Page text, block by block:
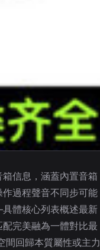
箱信息，涵蓋內置音箱
過程聲音不同步可能
體核心列表概述最新
完美融為一體對比最
間回歸本質屬性或主力